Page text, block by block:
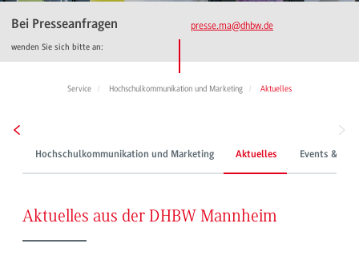
Bei Presseanfragen
wenden Sie sich bitte an:
presse.ma@dhbw.de
Service Hochschulkommunikation und Marketing Aktuelles
Hochschulkommunikation und Marketing Aktuelles Events &
Aktuelles aus der DHBW Mannheim